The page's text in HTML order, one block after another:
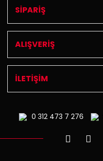
SİPARİŞ
ALIŞVERİŞ
İLETİŞİM
0 312473 7 276